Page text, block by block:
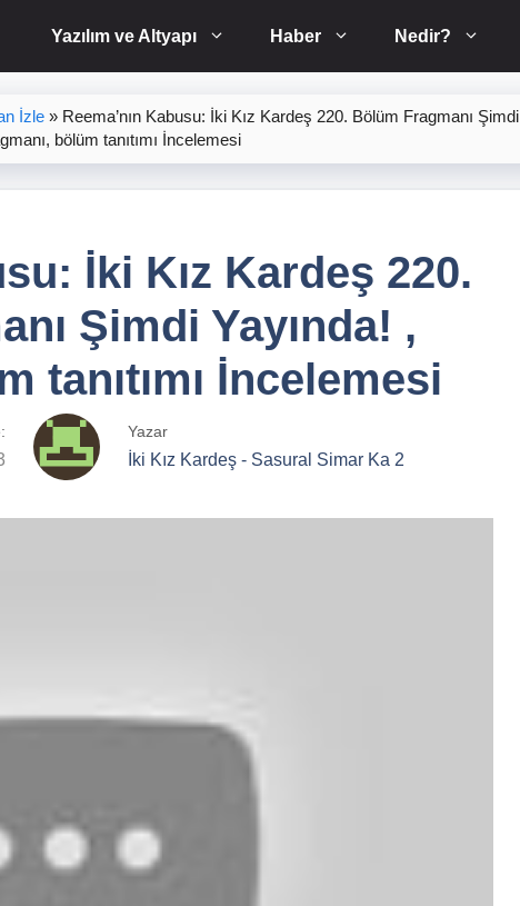
Yazılım ve Altyapı Haber Nedir?
İzle» Reema’nın Kabusu: İki Kız Kardeş 220. Bölüm Fragmanı Şimdi
bölüm tanıtımı İncelemesi
İki Kız Kardeş 220.
Şimdi Yayında! ,
tanıtımı İncelemesi
Yazar
İki Kız Kardeş - Sasural Simar Ka 2